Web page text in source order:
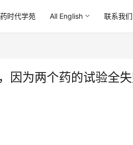
药时代学苑 All English 联系我们
因为两个药的试验全